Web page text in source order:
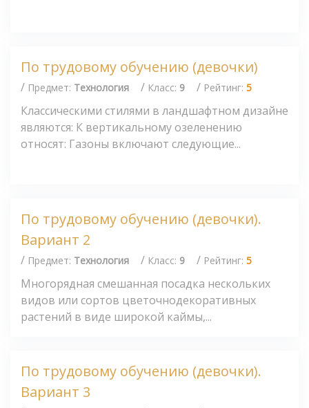
По трудовому обучению (девочки)
/ Предмет: Технология / Класс: 9 / Рейтинг: 5
Классическими стилями в ландшафтном дизайне
являются: К вертикальному озеленению
относят: Газоны включают следующие...
По трудовому обучению (девочки).
Вариант 2
/ Предмет: Технология / Класс: 9 / Рейтинг: 5
Многорядная смешанная посадка нескольких
видов или сортов цветочнодекоративных
растений в виде широкой каймы,...
По трудовому обучению (девочки).
Вариант 3